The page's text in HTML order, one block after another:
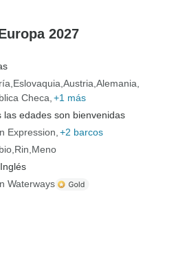
2027
Eslovaquia Austria Alemania
Checa +1 más
las edades son bienvenidas
Expression +2 barcos
Rin Meno
Waterways